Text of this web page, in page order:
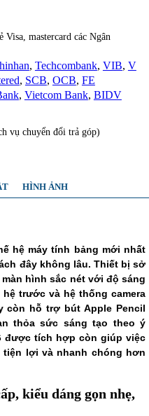
Visa, mastercard các Ngân
, Techcombank, VIB, V
, SCB, OCB, FE
, Vietcom Bank, BIDV
vụ chuyển đổi trả góp)
HÌNH ẢNH
hệ máy tính bảng mới nhất
đây không lâu. Thiết bị sở
hình sắc nét với độ sáng
trước và hệ thống camera
còn hỗ trợ bút Apple Pencil
thỏa sức sáng tạo theo ý
được tích hợp còn giúp việc
lợi và nhanh chóng hơn
kiểu dáng gọn nhẹ,